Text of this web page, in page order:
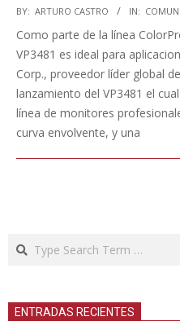
2019-
10-
12
BY: ARTURO CASTRO IN:
Como parte de la línea
VP3481 es ideal para
Corp., proveedor líder global
lanzamiento del VP3481 el
línea de monitores
curva envolvente, y una
Search
ENTRADAS RECIENTES